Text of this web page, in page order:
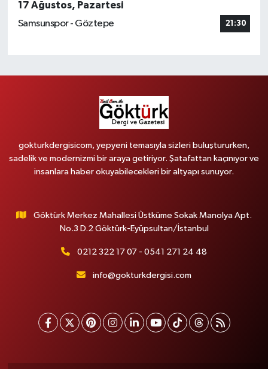
17 Ağustos, Pazartesi
Samsunspor - Göztepe
21:30
gokturkdergisicom, yepyeni temasıyla sizleri buluştururken,
sadelik ve modernizmi bir araya getiriyor. Şatafattan kaçınıyor ve
insanlara haber okuyabilecekleri bir altyapı sunuyor.
Göktürk Merkez Mahallesi Üstküme Sokak Manolya Apt.
No.3 D.2 Göktürk-Eyüpsultan/İstanbul
0212 322 17 07 - 0541 271 24 48
info@gokturkdergisi.com